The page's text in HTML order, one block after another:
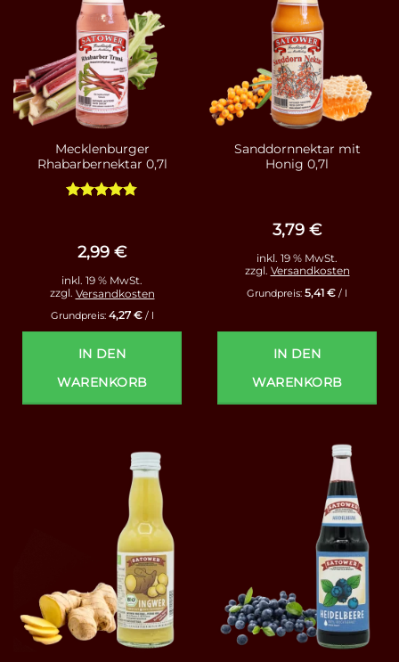
Mecklenburger
Rhabarbernektar 0,7l
2,99 €
inkl. 19 % MwSt.
zzgl. Versandkosten
Grundpreis: 4,27 €/ l
IN DEN
WARENKORB
Sanddornnektar mit
Honig 0,7l
3,79 €
inkl. 19 % MwSt.
zzgl. Versandkosten
Grundpreis: 5,41 € / l
IN DEN
WARENKORB